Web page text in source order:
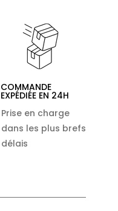
COMMANDE
EXPÉDIÉE EN 24H
Prise en charge
dans les plus brefs
délais